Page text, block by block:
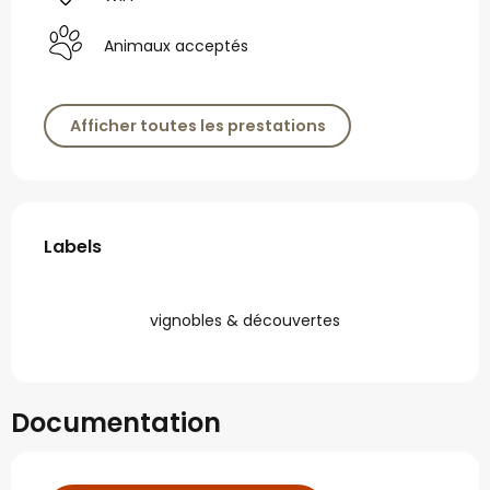
Animaux acceptés
Afficher toutes les prestations
Offres de prestations
Labels
Labels
vignobles & découvertes
Documentation